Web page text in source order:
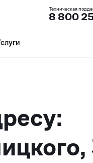
Техническая
8 800